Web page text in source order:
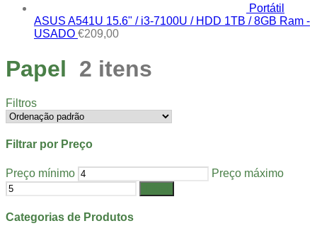
Portátil
ASUS A541U 15.6" / i3-7100U / HDD 1TB / 8GB Ram -
USADO €209,00
Papel 2 itens
Filtros
Filtrar por Preço
Preço mínimo Preço máximo
Categorias de Produtos